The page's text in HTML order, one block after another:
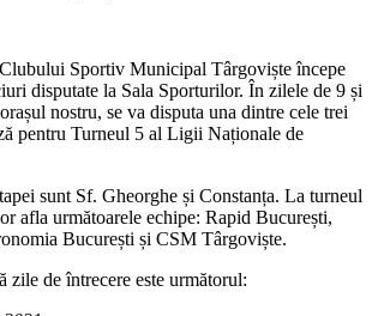
Sportiv Municipal Târgoviște începe
disputate la Sala Sporturilor. În zilele de 9 și
nostru, se va disputa una dintre cele trei
pentru Turneul 5 al Ligii Naționale de
sunt Sf. Gheorghe și Constanța. La turneul
afla următoarele echipe: Rapid București,
București și CSM Târgoviște.
zile de întrecere este următorul: